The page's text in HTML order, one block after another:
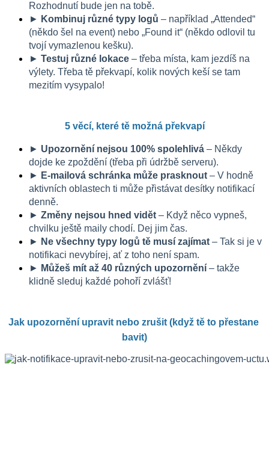
Rozhodnutí bude jen na tobě.
► Kombinuj různé typy logů – například „Attended“
(někdo šel na event) nebo „Found it“ (někdo odlovil tu
tvojí vymazlenou kešku).
► Testuj různé lokace – třeba místa, kam jezdíš na
výlety. Třeba tě překvapí, kolik nových keší se tam
mezitím vysypalo!
5 věcí, které tě možná překvapí
► Upozornění nejsou 100% spolehlivá – Někdy
dojde ke zpoždění (třeba při údržbě serveru).
► E-mailová schránka může prasknout – V hodně
aktivních oblastech ti může přistávat desítky notifikací
denně.
► Změny nejsou hned vidět – Když něco vypneš,
chvilku ještě maily chodí. Dej jim čas.
► Ne všechny typy logů tě musí zajímat – Tak si je v
notifikaci nevybírej, ať z toho není spam.
► Můžeš mít až 40 různých upozornění – takže
klidně sleduj každé pohoří zvlášť!
Jak upozornění upravit nebo zrušit (když tě to přestane
bavit)